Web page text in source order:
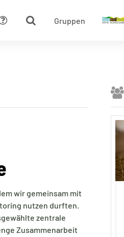
Gruppen
wir gemeinsam mit
nutzen durften.
zentrale
Zusammenarbeit